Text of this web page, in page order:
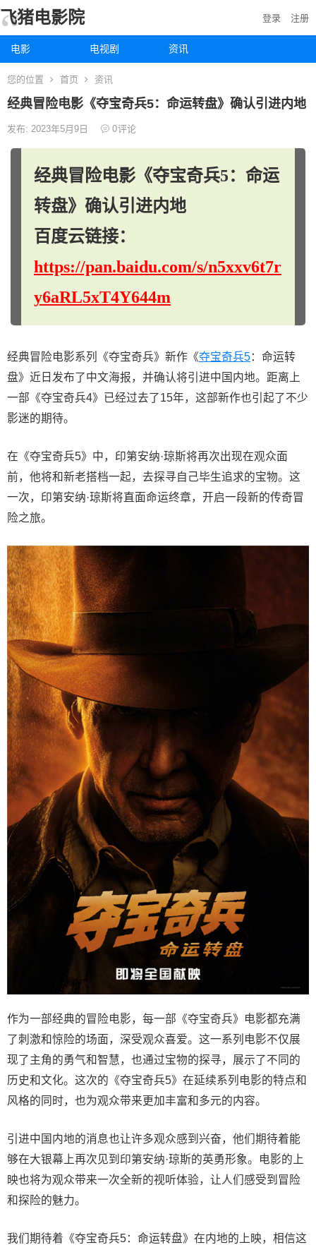
飞猪电影院
电影 电视剧 资讯
登录 注册
您的位置 首页 资讯
经典冒险电影《夺宝奇兵5：命运转盘》确认引进内地
发布: 2023年5月9日 0评论
经典冒险电影《夺宝奇兵5：命运
转盘》确认引进内地
百度云链接：
https://pan.baidu.com/s/n5xxv6t7r
y6aRL5xT4Y644m
经典冒险电影系列《夺宝奇兵》新作《夺宝奇兵5：命运转
盘》近日发布了中文海报，并确认将引进中国内地。距离上
一部《夺宝奇兵4》已经过去了15年，这部新作也引起了不少
影迷的期待。
在《夺宝奇兵5》中，印第安纳·琼斯将再次出现在观众面
前，他将和新老搭档一起，去探寻自己毕生追求的宝物。这
一次，印第安纳·琼斯将直面命运终章，开启一段新的传奇冒
险之旅。
作为一部经典的冒险电影，每一部《夺宝奇兵》电影都充满
了刺激和惊险的场面，深受观众喜爱。这一系列电影不仅展
现了主角的勇气和智慧，也通过宝物的探寻，展示了不同的
历史和文化。这次的《夺宝奇兵5》在延续系列电影的特点和
风格的同时，也为观众带来更加丰富和多元的内容。
引进中国内地的消息也让许多观众感到兴奋，他们期待着能
够在大银幕上再次见到印第安纳·琼斯的英勇形象。电影的上
映也将为观众带来一次全新的视听体验，让人们感受到冒险
和探险的魅力。
我们期待着《夺宝奇兵5：命运转盘》在内地的上映，相信这